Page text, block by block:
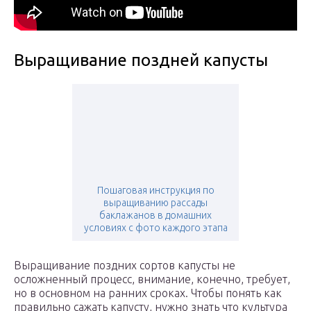
Выращивание поздней капусты
Пошаговая инструкция по
выращиванию рассады
баклажанов в домашних
условиях с фото каждого этапа
Выращивание поздних сортов капусты не
осложненный процесс, внимание, конечно, требует,
но в основном на ранних сроках. Чтобы понять как
правильно сажать капусту, нужно знать что культура